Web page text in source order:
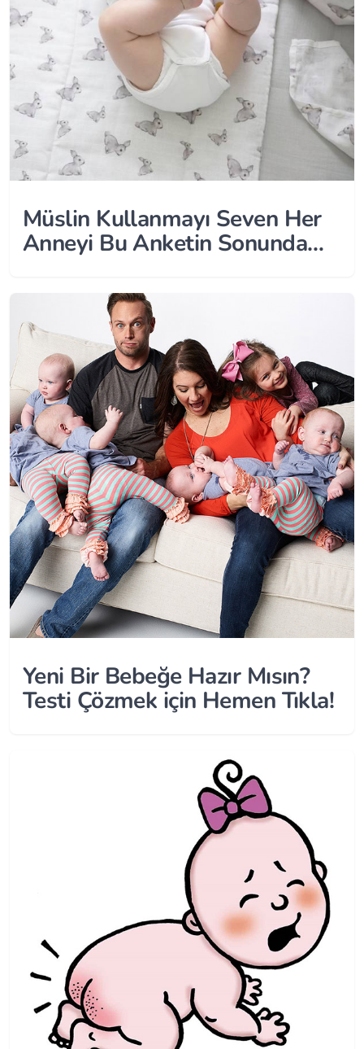
Müslin Kullanmayı Seven Her
Anneyi Bu Anketin Sonunda
Yeni Bir Bebeğe Hazır Mısın?
Testi Çözmek için Hemen Tıkla!